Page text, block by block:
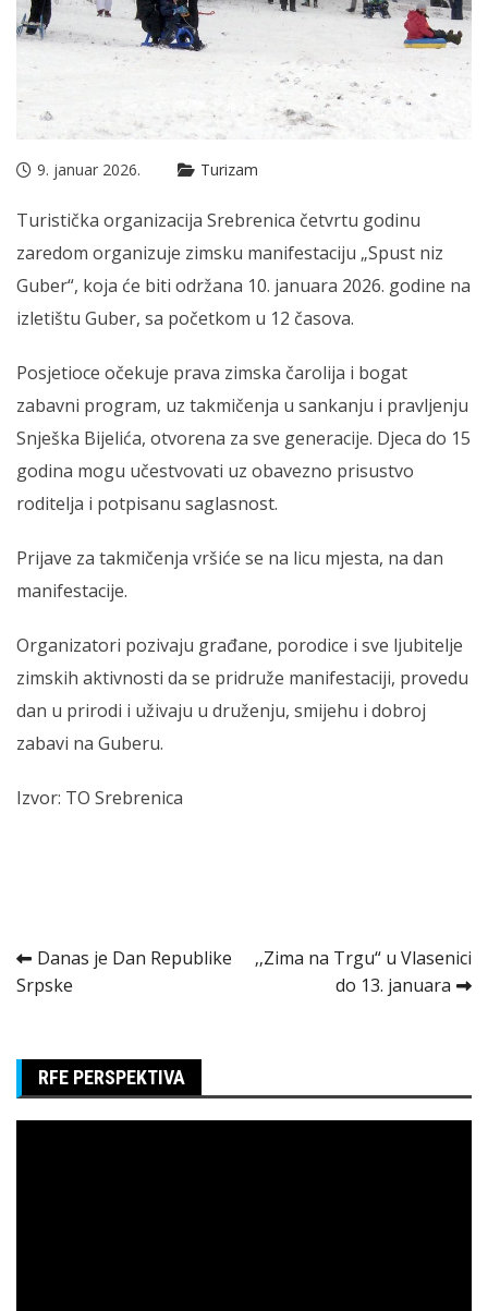
9. januar 2026. Turizam
Turistička organizacija Srebrenica četvrtu godinu
zaredom organizuje zimsku manifestaciju „Spust niz
Guber“, koja će biti održana 10. januara 2026. godine na
izletištu Guber, sa početkom u 12 časova.
Posjetioce očekuje prava zimska čarolija i bogat
zabavni program, uz takmičenja u sankanju i pravljenju
Snješka Bijelića, otvorena za sve generacije. Djeca do 15
godina mogu učestvovati uz obavezno prisustvo
roditelja i potpisanu saglasnost.
Prijave za takmičenja vršiće se na licu mjesta, na dan
manifestacije.
Organizatori pozivaju građane, porodice i sve ljubitelje
zimskih aktivnosti da se pridruže manifestaciji, provedu
dan u prirodi i uživaju u druženju, smijehu i dobroj
zabavi na Guberu.
Izvor: TO Srebrenica
Kretanje
članka
Danas je Dan Republike
Srpske
‚‚Zima na Trgu“ u Vlasenici
do 13. januara
RFE PERSPEKTIVA